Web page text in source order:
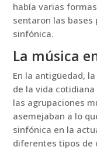
había varias
sentaron las bases
sinfónica.
La música
En la antigüedad,
de la vida
las agrupaciones
asemejaban a lo
sinfónica en la
diferentes tipos de